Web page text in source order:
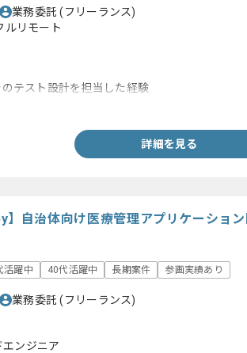
業務委託(フリーランス)
ルリモート
のテスト設計を担当した経験
詳細を見る
】自治体向け医療管理アプリケーショ
活躍中 40代活躍中 長期案件 参画実績あり
業務委託(フリーランス)
ンジニア